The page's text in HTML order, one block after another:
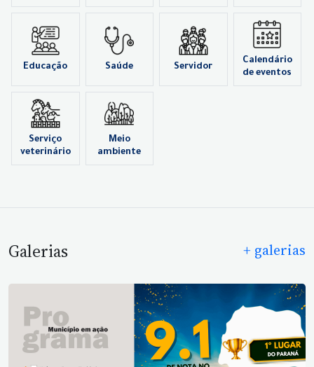
Educação Saúde Servidor
Calendário
de eventos
Serviço
veterinário
Meio
ambiente
Galerias + galerias